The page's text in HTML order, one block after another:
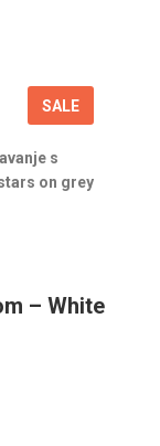
SALE
s
on grey
– White